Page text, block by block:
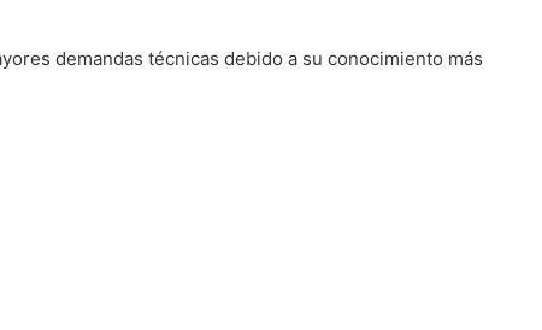
demandas técnicas debido a su conocimiento más